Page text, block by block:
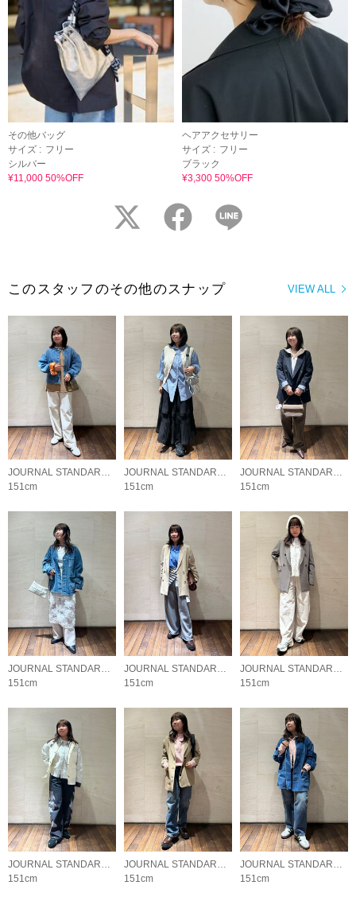
その他バッグ
サイズ : フリー
シルバー
¥11,000 50%OFF
ヘアアクセサリー
サイズ : フリー
ブラック
¥3,300 50%OFF
twitter facebook
VIEW ALL
このスタッフのその他のスナップ
JOURNAL STANDARD LADYS
151cm
JOURNAL STANDARD LADYS
151cm
JOURNAL STANDARD LADYS
151cm
151cm
151cm
151cm
151cm
151cm
151cm